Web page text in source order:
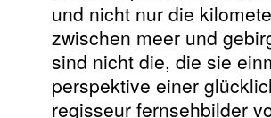
und nicht nur die
zwischen meer und
sind nicht die, die sie
perspektive einer
regisseur fernsehbilder